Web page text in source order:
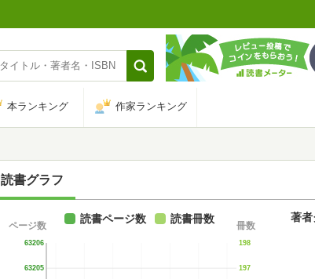
本ランキング 作家ランキング
読書グラフ
63205
63206
ページ数
197
198
冊数
読書ページ数 読書冊数 著者